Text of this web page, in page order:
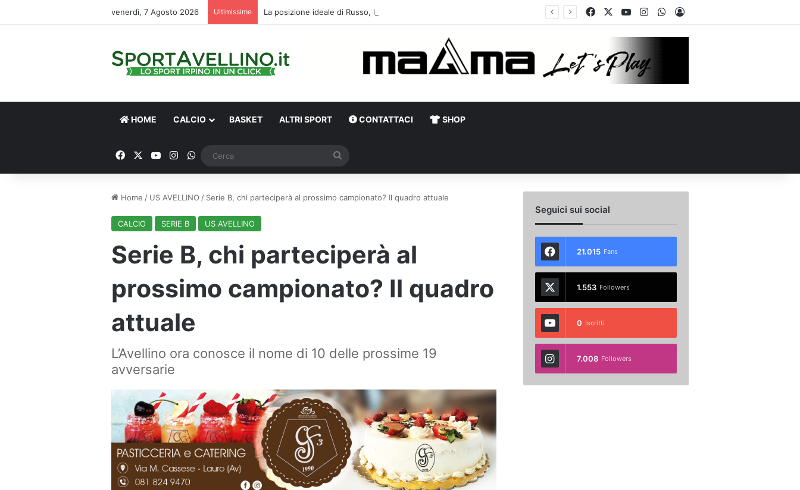
venerdì, 7 Agosto 2026 Ultimissime FacebookYou TubeInstagramWhatsApp
Accedi
HOME CALCIO BASKET ALTRI SPORT CONTATTACI SHOP
FacebookYou TubeInstagram
WhatsApp
Home / US AVELLINO / Serie B, chi parteciperà al prossimo campionato? Il quadro attuale
CALCIO SERIE B US AVELLINO
Serie B, chi parteciperà al
prossimo campionato? Il quadro
attuale
L’Avellino ora conosce il nome di 10 delle prossime 19
avversarie
Seguici sui social
21.015 Fans
1.553 Followers
0 Iscritti
7.008 Followers